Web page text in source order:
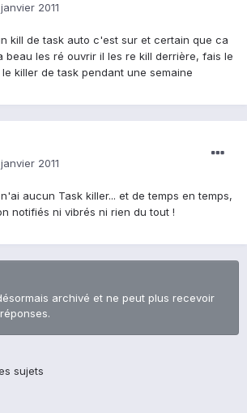
2011
kill de task auto c'est sur et certain que ca
beau les ré ouvrir il les re kill derrière, fais le
killer de task pendant une semaine
2011
aucun Task killer... et de temps en temps,
notifiés ni vibrés ni rien du tout !
archivé et ne peut plus recevoir
sujets